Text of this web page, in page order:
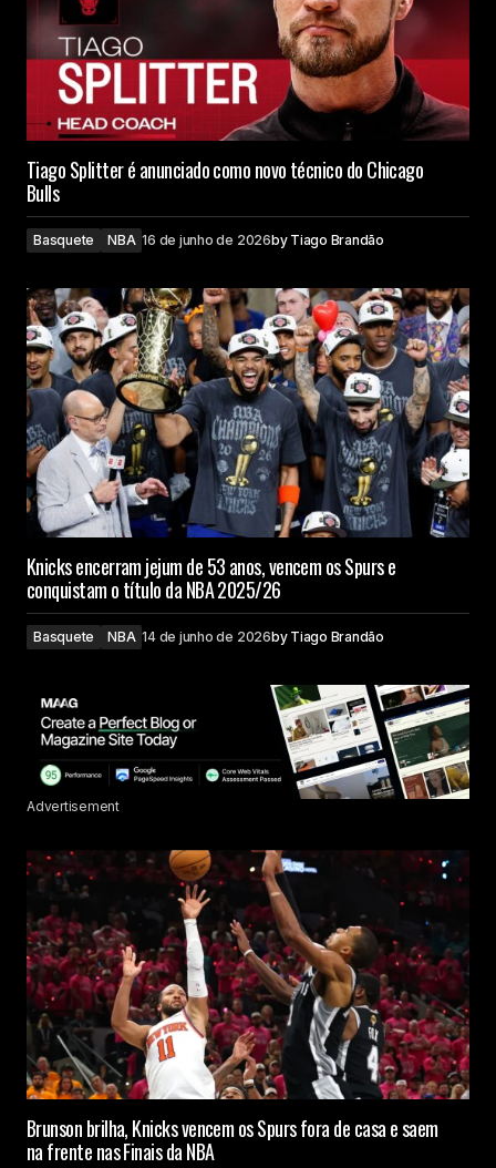
Tiago Splitter é anunciado como novo técnico do Chicago
Bulls
Basquete NBA 16 de junho de 2026by Tiago Brandão
Knicks encerram jejum de 53 anos, vencem os Spurs e
conquistam o título da NBA 2025/26
Basquete NBA 14 de junho de 2026by Tiago Brandão
Advertisement
Brunson brilha, Knicks vencem os Spurs fora de casa e saem
na frente nas Finais da NBA